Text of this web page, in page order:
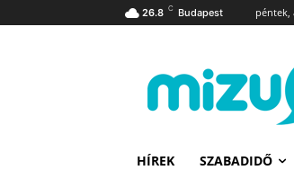
26.8 C Budapest péntek,
HÍREK SZABADIDŐ